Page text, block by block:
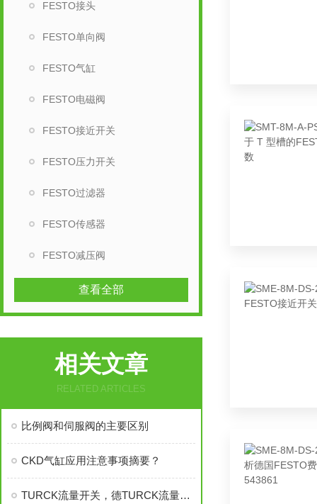
FESTO接头
FESTO单向阀
FESTO气缸
FESTO电磁阀
FESTO接近开关
FESTO压力开关
FESTO过滤器
FESTO传感器
FESTO减压阀
查看全部
相关文章
RELATED ARTICLES
比例阀和伺服阀的主要区别
CKD气缸应用注意事项摘要？
TURCK流量开关，德TURCK流量开关，TURCK流量开关，德TURCK流量开关